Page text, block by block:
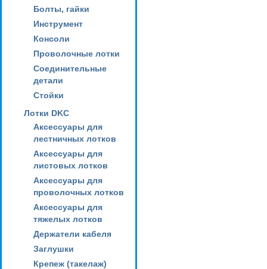
Болты, гайки
Инструмент
Консоли
Проволочные лотки
Соединительные
детали
Стойки
Лотки DKC
Аксессуары для
лестничных лотков
Аксессуары для
листовых лотков
Аксессуары для
проволочных лотков
Аксессуары для
тяжелых лотков
Держатели кабеля
Заглушки
Крепеж (такелаж)